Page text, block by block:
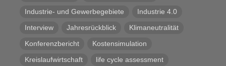
Industrie- und Gewerbegebiete
Industrie 4.0
Interview
Jahresrückblick
Klimaneutralität
Konferenzbericht
Kostensimulation
Kreislaufwirtschaft
life cycle assessment